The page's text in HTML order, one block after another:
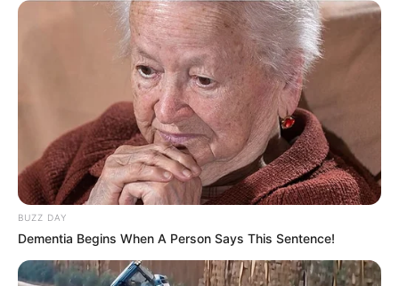
BUZZ DAY
Dementia Begins When A Person Says This Sentence!